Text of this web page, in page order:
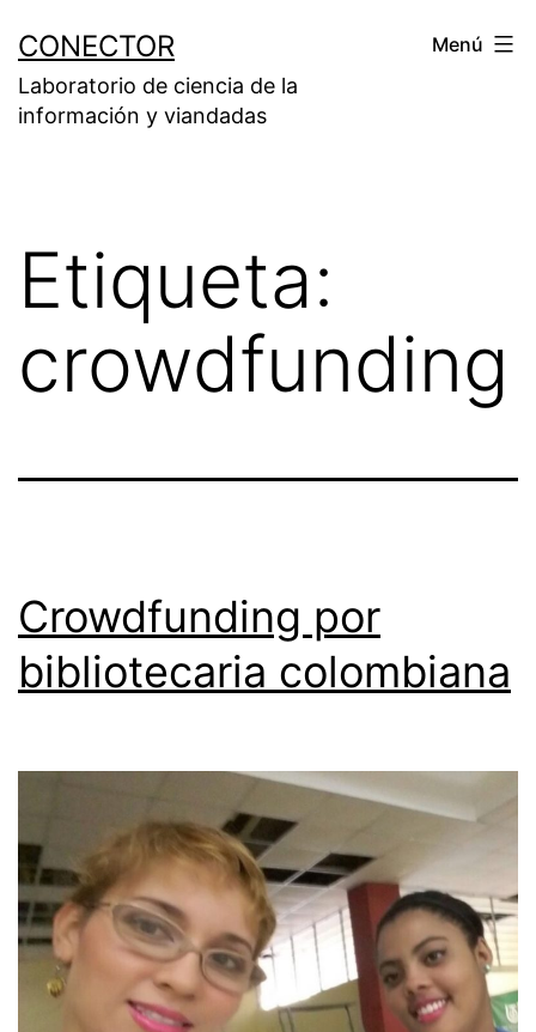
contenido
CONECTOR
Laboratorio de ciencia de la
información y viandadas
Menú
Etiqueta:
crowdfunding
Crowdfunding por
bibliotecaria colombiana